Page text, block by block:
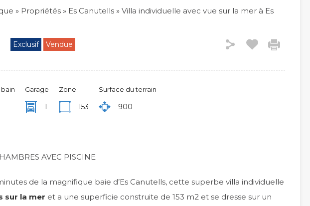
» Propriétés » Es Canutells » Villa individuelle avec vue sur la mer à Es
Exclusif Vendue
Garage
1
Zone
153
Surface du terrain
900
AVEC PISCINE
de la magnifique baie d’Es Canutells, cette superbe villa individuelle
sur la mer et a une superficie construite de 153 m2 et se dresse sur un